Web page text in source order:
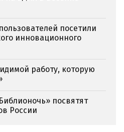
посетили
инновационного
работу, которую
посвятят
России